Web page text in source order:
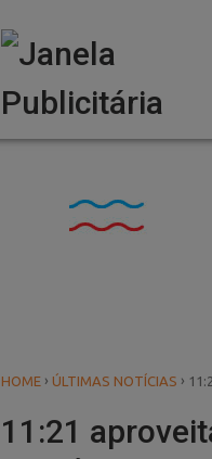
HOME › ÚLTIMAS NOTÍCIAS ›
11:21